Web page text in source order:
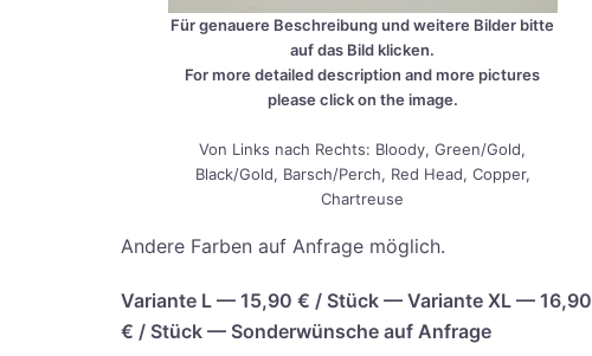
Für genaue­re Beschrei­bung und wei­te­re Bil­der bit­te
auf das Bild kli­cken.
For more detail­ed descrip­ti­on and more pic­tures
plea­se click on the image.
Von Links nach Rechts: Bloo­dy, Green/Gold,
Black/Gold, Barsch/Perch, Red Head, Cop­per,
Chartreuse
Ande­re Far­ben auf Anfra­ge möglich.
Vari­an­te L — 15,90 € / Stück — Vari­an­te XL — 16,90
€ / Stück — Son­der­wün­sche auf Anfrage